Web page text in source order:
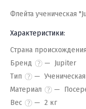
Флейта ученическая
Характеристики:
Страна
Бренд
Jupiter
Тип
Ученическая
Материал
Вес
2 кг